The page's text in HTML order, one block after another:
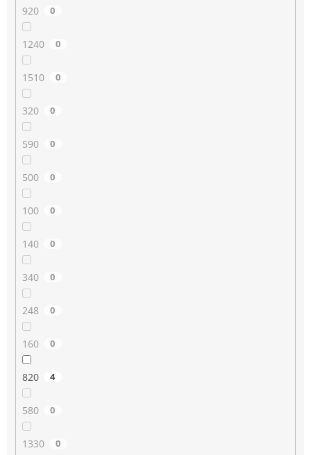
920 0
1240 0
1510 0
320 0
590 0
500 0
100 0
140 0
340 0
248 0
160 0
820 4
580 0
1330 0